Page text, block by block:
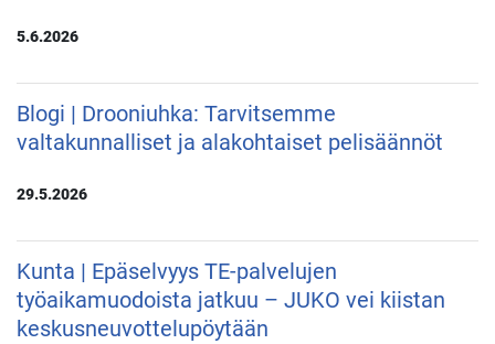
5.6.2026
Blogi | Drooniuhka: Tarvitsemme
valtakunnalliset ja alakohtaiset pelisäännöt
29.5.2026
Kunta | Epäselvyys TE-palvelujen
työaikamuodoista jatkuu – JUKO vei kiistan
keskusneuvottelupöytään